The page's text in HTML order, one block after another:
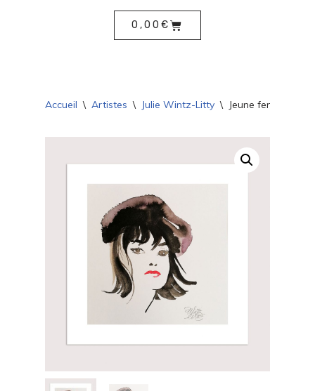
0,00 €
Accueil \ Artistes \ Julie Wintz-Litty \ Jeune femme au